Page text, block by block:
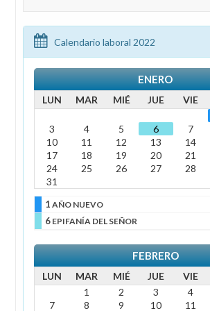
Calendario laboral 2022
ENERO
LUN MAR MIÉ JUE VIE
3
4 5 6 7
10
11 12 13 14
17
18 19 20 21
24
25 26 27 28
31
1 AÑO NUEVO
6 EPIFANÍA DEL SEÑOR
FEBRERO
LUN MAR MIÉ JUE VIE
1
2 3 4
7
8 9 10 11